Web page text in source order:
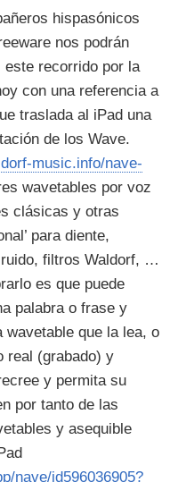
hispasónicos
nos podrán
recorrido por la
con una referencia a
traslada al iPad una
de los Wave.
music.info/nave-
wavetables por voz
clásicas y otras
para diente,
filtros Waldorf, …
es que puede
palabra o frase y
wavetable que la lea, o
real (grabado) y
y permita su
por tanto de las
y asequible
nave/id596036905?